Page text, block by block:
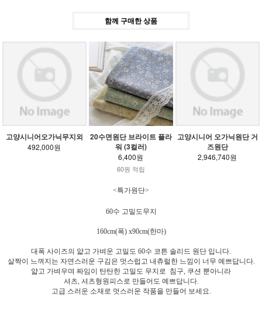
함께 구매한 상품
고양시니어오가닉무지외
492,000원
20수면원단 브라이트 플라
워 (3컬러)
6,400원
60원 적립
고양시니어 오가닉원단 거
즈원단
2,946,740원
<특가원단>
60수 고밀도무지
160cm(폭) x90cm(한마)
대폭 사이즈의 얇고 가벼운 고밀도 60수 코튼 솔리드 원단 입니다.
살짝이 느껴지는 자연스러운 구김은 멋스럽고 내츄럴한 느낌이 너무 예쁘답니다.
얇고 가벼우며 짜임이 탄탄한 고밀도 무지로 침구, 쿠션 뿐아니라
셔츠, 셔츠형원피스로 만들어도 예쁘답니다.
고급 스러운 소재로 멋스러운 작품을 만들어 보세요.